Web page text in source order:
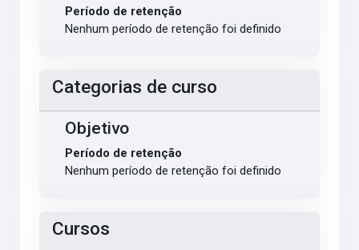
Período de retenção
Nenhum período de retenção foi definido
Categorias de curso
Objetivo
Período de retenção
Nenhum período de retenção foi definido
Cursos